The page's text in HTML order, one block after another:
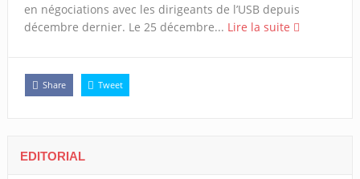
en négociations avec les dirigeants de l’USB depuis
décembre dernier. Le 25 décembre... Lire la suite
Share Tweet
EDITORIAL